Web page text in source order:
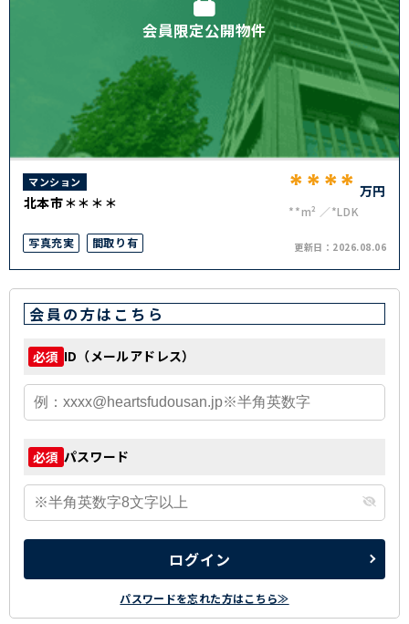
会員限定公開物件
マンション
北本市＊＊＊＊ **** 万円
**m²
*LDK
写真充実
間取り有 更新日： 2026.08.06
会員の方はこちら
必須 ID（メールアドレス）
必須 パスワード
ログイン
パスワードを忘れた方はこちら≫